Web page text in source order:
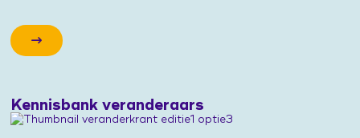
Kennisbank veranderaars